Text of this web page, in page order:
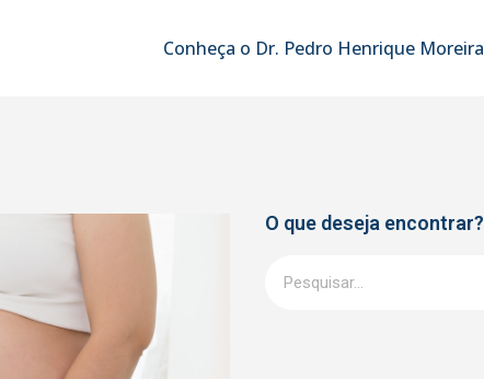
Conheça o Dr. Pedro Henrique Moreira
O que deseja encontrar?